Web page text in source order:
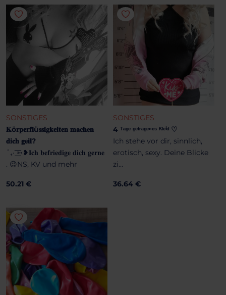
SONSTIGES
𝐊ö𝐫𝐩𝐞𝐫𝐟𝐥ü𝐬𝐬𝐢𝐠𝐤𝐞𝐢𝐭𝐞𝐧 𝐦𝐚𝐜𝐡𝐞𝐧
𝐝𝐢𝐜𝐡 𝐠𝐞𝐢𝐥?
˚₊· ͟͟͞͞➳❥𝐈𝐜𝐡 𝐛𝐞𝐟𝐫𝐢𝐞𝐝𝐢𝐠𝐞 𝐝𝐢𝐜𝐡 𝐠𝐞𝐫𝐧𝐞
. 😉NS, KV und mehr
50.21 €
SONSTIGES
4 ᵀᵃᵍᵉ ᵍᵉᵗʳᵃᵍᵉⁿᵉˢ ᴷˡᵉⁱᵈ ♡
Ich stehe vor dir, sinnlich,
erotisch, sexy. Deine Blicke
zi...
36.64 €